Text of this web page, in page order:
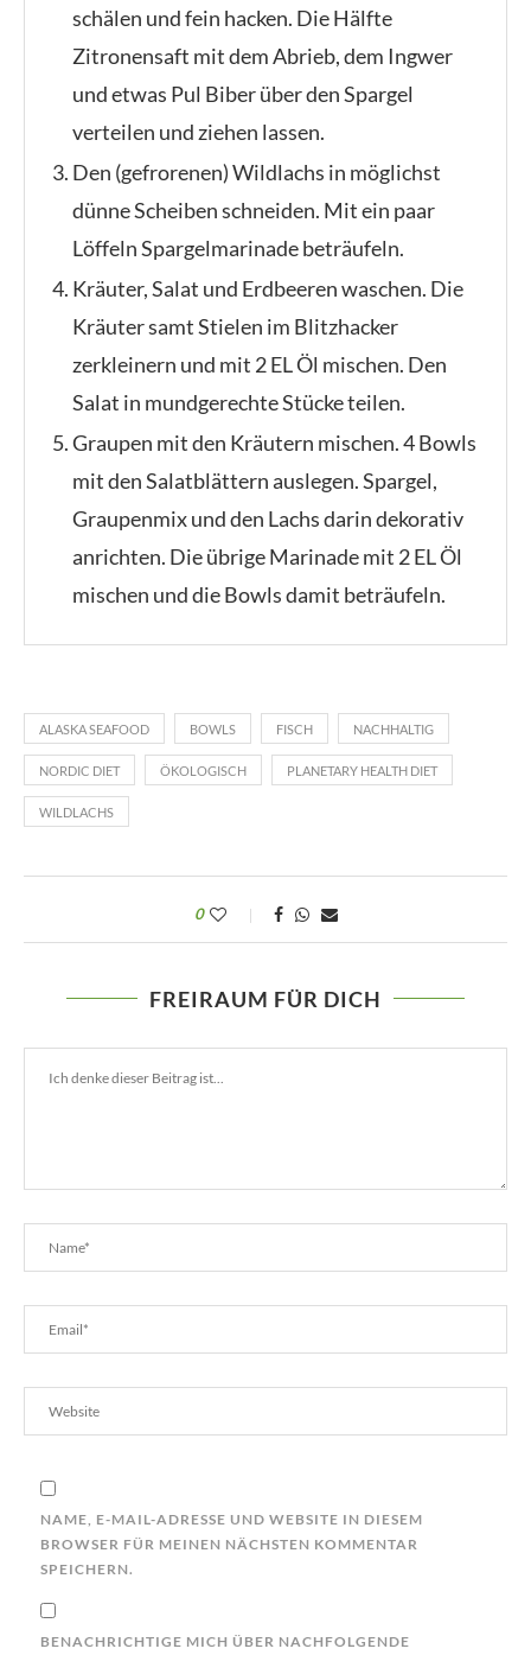
schälen und fein hacken. Die Hälfte
Zitronensaft mit dem Abrieb, dem Ingwer
und etwas Pul Biber über den Spargel
verteilen und ziehen lassen.
Den (gefrorenen) Wildlachs in möglichst
dünne Scheiben schneiden. Mit ein paar
Löffeln Spargelmarinade beträufeln.
Kräuter, Salat und Erdbeeren waschen. Die
Kräuter samt Stielen im Blitzhacker
zerkleinern und mit 2 EL Öl mischen. Den
Salat in mundgerechte Stücke teilen.
Graupen mit den Kräutern mischen. 4 Bowls
mit den Salatblättern auslegen. Spargel,
Graupenmix und den Lachs darin dekorativ
anrichten. Die übrige Marinade mit 2 EL Öl
mischen und die Bowls damit beträufeln.
ALASKA SEAFOOD BOWLS FISCH NACHHALTIG
NORDIC DIET ÖKOLOGISCH PLANETARY HEALTH DIET
WILDLACHS
0
FREIRAUM FÜR DICH
NAME, E-MAIL-ADRESSE UND WEBSITE IN DIESEM
BROWSER FÜR MEINEN NÄCHSTEN KOMMENTAR
SPEICHERN.
BENACHRICHTIGE MICH ÜBER NACHFOLGENDE